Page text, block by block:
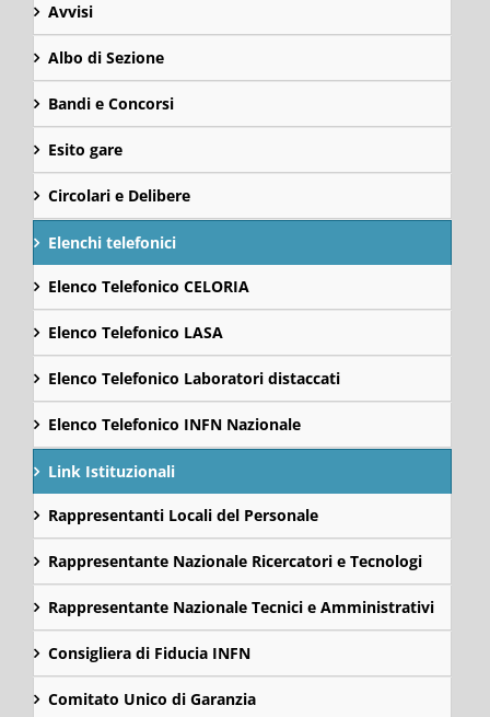
Avvisi
Albo di Sezione
Bandi e Concorsi
Esito gare
Circolari e Delibere
Elenchi telefonici
Elenco Telefonico CELORIA
Elenco Telefonico LASA
Elenco Telefonico Laboratori distaccati
Elenco Telefonico INFN Nazionale
Link Istituzionali
Rappresentanti Locali del Personale
Rappresentante Nazionale Ricercatori e Tecnologi
Rappresentante Nazionale Tecnici e Amministrativi
Consigliera di Fiducia INFN
Comitato Unico di Garanzia